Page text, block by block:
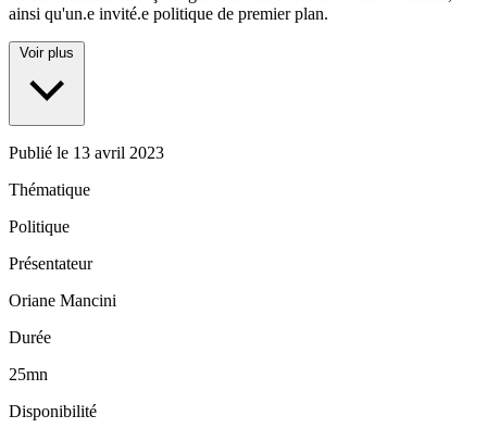
ainsi qu'un.e invité.e politique de premier plan.
Voir plus
Publié le 13 avril 2023
Thématique
Politique
Présentateur
Oriane Mancini
Durée
25mn
Disponibilité